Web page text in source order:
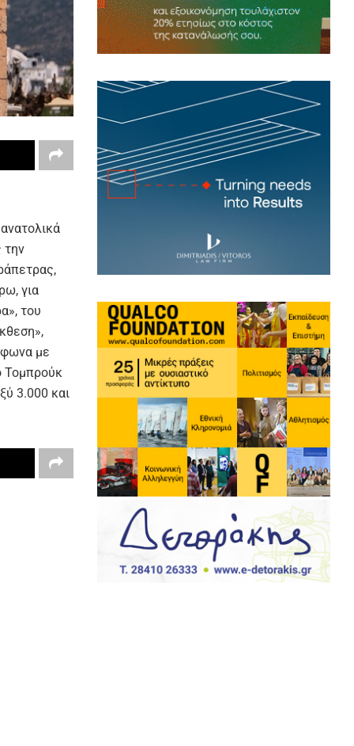
την
για
του
με
Τομπρούκ
3.000 και